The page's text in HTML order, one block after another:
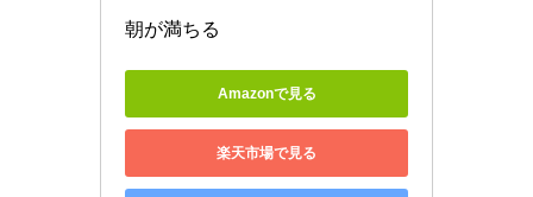
朝が満ちる
Amazonで見る
楽天市場で見る